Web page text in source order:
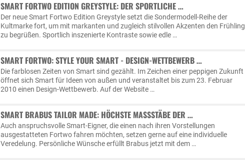
SMART FORTWO EDITION GREYSTYLE: DER SPORTLICHE …
Der neue Smart Fortwo Edition Greystyle setzt die Sondermodell-Reihe der
Kultmarke fort, um mit markanten und zugleich stilvollen Akzenten den Frühling
zu begrüßen. Sportlich inszenierte Kontraste sowie edle …
SMART FORTWO: STYLE YOUR SMART - DESIGN-WETTBEWERB …
Die farblosen Zeiten von Smart sind gezählt. Im Zeichen einer peppigen Zukunft
öffnet sich Smart für Ideen von außen und veranstaltet bis zum 23. Februar
2010 einen Design-Wettbewerb. Auf der Website …
SMART BRABUS TAILOR MADE: HÖCHSTE MASSSTÄBE DER …
Auch anspruchsvolle Smart-Eigner, die einen nach ihren Vorstellungen
ausgestatteten Fortwo fahren möchten, setzen gerne auf eine individuelle
Veredelung. Persönliche Wünsche erfüllt Brabus jetzt mit dem …